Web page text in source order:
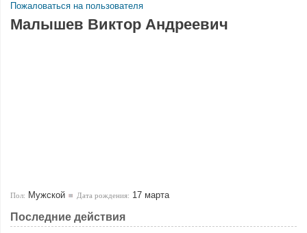
Пожаловаться на пользователя
Малышев Виктор Андреевич
Пол: Мужской Дата рождения: 17 марта
Последние действия